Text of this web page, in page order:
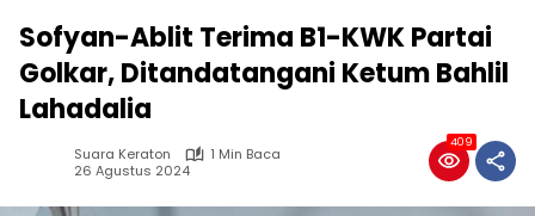
Sofyan-Ablit Terima B1-KWK Partai
Golkar, Ditandatangani Ketum Bahlil
Lahadalia
Suara Keraton
1 Min Baca
26 Agustus 2024
409